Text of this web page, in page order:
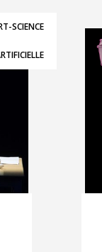
SCIENCE